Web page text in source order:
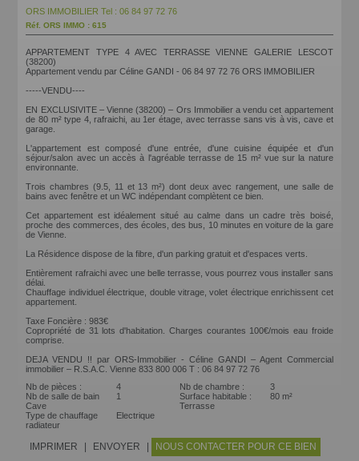
ORS IMMOBILIERTel : 06 84 97 72 76
Réf. ORS IMMO : 615
APPARTEMENT TYPE 4 AVEC TERRASSE VIENNE GALERIE LESCOT
(38200)
Appartement vendu par Céline GANDI - 06 84 97 72 76 ORS IMMOBILIER
-----VENDU----
EN EXCLUSIVITE – Vienne (38200) – Ors Immobilier a vendu cet appartement
de 80 m² type 4, rafraichi, au 1er étage, avec terrasse sans vis à vis, cave et
garage.
L'appartement est composé d'une entrée, d'une cuisine équipée et d'un
séjour/salon avec un accès à l'agréable terrasse de 15 m² vue sur la nature
environnante.
Trois chambres (9.5, 11 et 13 m²) dont deux avec rangement, une salle de
bains avec fenêtre et un WC indépendant complètent ce bien.
Cet appartement est idéalement situé au calme dans un cadre très boisé,
proche des commerces, des écoles, des bus, 10 minutes en voiture de la gare
de Vienne.
La Résidence dispose de la fibre, d'un parking gratuit et d'espaces verts.
Entièrement rafraichi avec une belle terrasse, vous pourrez vous installer sans
délai.
Chauffage individuel électrique, double vitrage, volet électrique enrichissent cet
appartement.
Taxe Foncière : 983€
Copropriété de 31 lots d'habitation. Charges courantes 100€/mois eau froide
comprise.
DEJA VENDU !! par ORS-Immobilier - Céline GANDI – Agent Commercial
immobilier – R.S.A.C. Vienne 833 800 006 T : 06 84 97 72 76
Nb de pièces :
4 Nb de chambre :
3
Nb de salle de bain
1 Surface habitable :
80 m²
Cave
Terrasse
Type de chauffage
Electrique
radiateur
IMPRIMER ENVOYER NOUS CONTACTER POUR CE BIEN